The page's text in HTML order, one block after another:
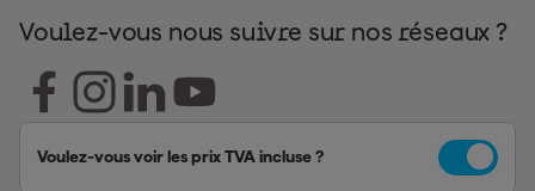
Voulez-vous nous suivre sur nos réseaux ?
Voulez-vous voir les prix TVA incluse ?